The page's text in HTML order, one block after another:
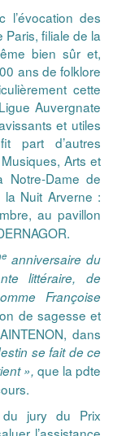
des
filiale de la
bien sûr et,
ans de folklore
cette
Auvergnate
et utiles
part d’autres
Arts et
Notre-Dame de
Nuit Arverne :
au pavillon
anniversaire du
littéraire, de
Françoise
de sagesse et
dans
se fait de ce
», que la pdte
du jury du Prix